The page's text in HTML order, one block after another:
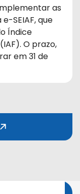
as
SEIAF, que
Índice
O prazo,
em 31 de
Ver mais